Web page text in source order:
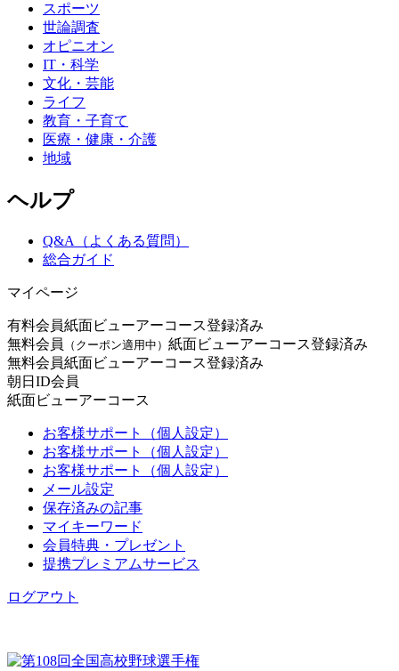
スポーツ
世論調査
オピニオン
IT・科学
文化・芸能
ライフ
教育・子育て
医療・健康・介護
地域
ヘルプ
Q&A（よくある質問）
総合ガイド
マイページ
有料会員紙面ビューアーコース登録済み
無料会員
（クーポン適用中） 紙面ビューアーコース登録済み
無料会員紙面ビューアーコース登録済み
朝日ID会員
紙面ビューアーコース
お客様サポート（個人設定）
お客様サポート（個人設定）
お客様サポート（個人設定）
メール設定
保存済みの記事
マイキーワード
会員特典・プレゼント
提携プレミアムサービス
ログアウト